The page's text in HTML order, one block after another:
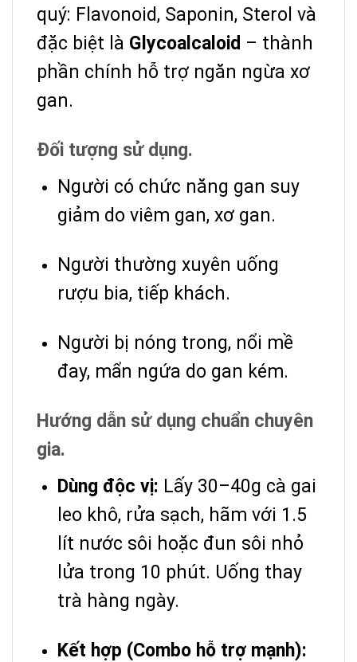
quý: Flavonoid, Saponin, Sterol và
đặc biệt là Glycoalcaloid – thành
phần chính hỗ trợ ngăn ngừa xơ
gan.
Đối tượng sử dụng.
Người có chức năng gan suy
giảm do viêm gan, xơ gan.
Người thường xuyên uống
rượu bia, tiếp khách.
Người bị nóng trong, nổi mề
đay, mẩn ngứa do gan kém.
Hướng dẫn sử dụng chuẩn chuyên
gia.
Dùng độc vị: Lấy 30–40g cà gai
leo khô, rửa sạch, hãm với 1.5
lít nước sôi hoặc đun sôi nhỏ
lửa trong 10 phút. Uống thay
trà hàng ngày.
Kết hợp (Combo hỗ trợ mạnh):